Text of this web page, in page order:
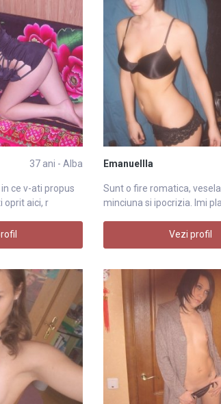
37 ani - Alba
ce v-ati propus
oprit aici, r
Emanuellla
Sunt o fire romatica,
minciuna si ipocrizia. Imi
Vezi profil